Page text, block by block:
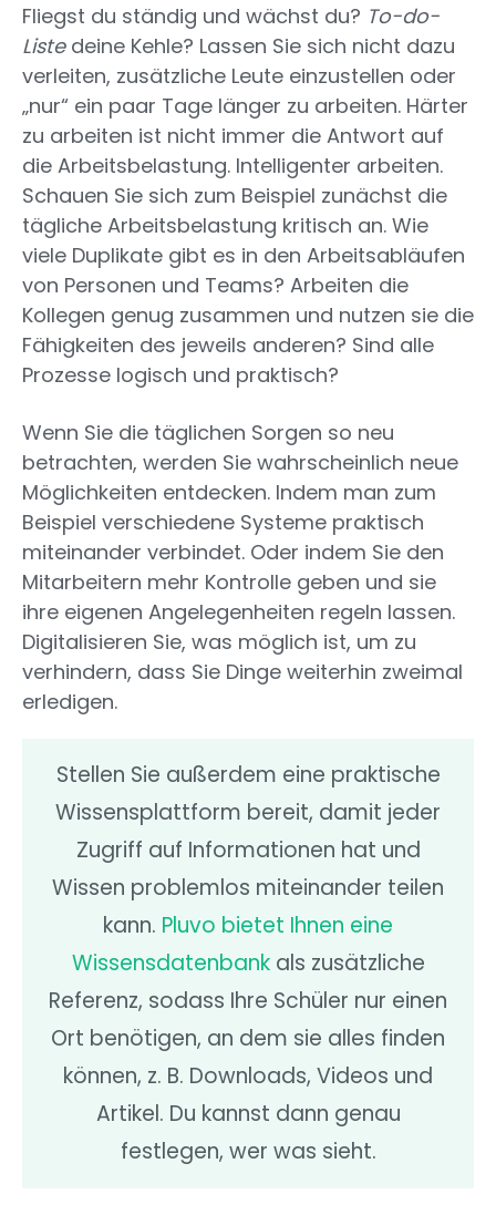
Fliegst du ständig und wächst du? To-do-
Listedeine Kehle? Lassen Sie sich nicht dazu
verleiten, zusätzliche Leute einzustellen oder
„nur“ ein paar Tage länger zu arbeiten. Härter
zu arbeiten ist nicht immer die Antwort auf
die Arbeitsbelastung. Intelligenter arbeiten.
Schauen Sie sich zum Beispiel zunächst die
tägliche Arbeitsbelastung kritisch an. Wie
viele Duplikate gibt es in den Arbeitsabläufen
von Personen und Teams? Arbeiten die
Kollegen genug zusammen und nutzen sie die
Fähigkeiten des jeweils anderen? Sind alle
Prozesse logisch und praktisch?
Wenn Sie die täglichen Sorgen so neu
betrachten, werden Sie wahrscheinlich neue
Möglichkeiten entdecken. Indem man zum
Beispiel verschiedene Systeme praktisch
miteinander verbindet. Oder indem Sie den
Mitarbeitern mehr Kontrolle geben und sie
ihre eigenen Angelegenheiten regeln lassen.
Digitalisieren Sie, was möglich ist, um zu
verhindern, dass Sie Dinge weiterhin zweimal
erledigen.
Stellen Sie außerdem eine praktische
Wissensplattform bereit, damit jeder
Zugriff auf Informationen hat und
Wissen problemlos miteinander teilen
kann. Pluvo bietet Ihnen eine
Wissensdatenbankals zusätzliche
Referenz, sodass Ihre Schüler nur einen
Ort benötigen, an dem sie alles finden
können, z. B. Downloads, Videos und
Artikel. Du kannst dann genau
festlegen, wer was sieht.